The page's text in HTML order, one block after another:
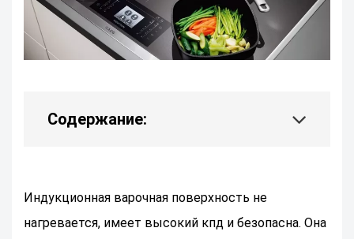
Содержание:
Индукционная варочная поверхность не
нагревается, имеет высокий кпд и безопасна. Она